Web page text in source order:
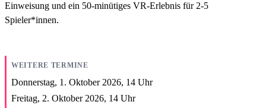
Einweisung und ein 50-minütiges VR-Erlebnis für 2-5
Spieler*innen.
WEITERE TERMINE
Donnerstag, 1. Oktober 2026, 14 Uhr
Freitag, 2. Oktober 2026, 14 Uhr